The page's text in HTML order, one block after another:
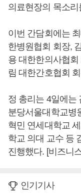
의료현장의 목소
이번 간담회에는
한병원협회 회장,
용 대한한의사협
림 대한간호협회
정 총리는 4일에는
분당서울대학교병
혁민 연세대학교
학교 의대 교수 등
진행했다. [비즈니
인기기사